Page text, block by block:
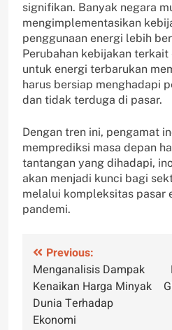
signifikan. Banyak negara
mengimplementasikan
penggunaan energi lebih
Perubahan kebijakan
untuk energi terbarukan
harus bersiap menghadapi
dan tidak terduga di pasar.
Dengan tren ini, pengamat
memprediksi masa depan
tantangan yang dihadapi,
akan menjadi kunci bagi
melalui kompleksitas pasar
pandemi.
Post
navigation
Previous:
Menganalisis Dampak
Kenaikan Harga Minyak
Dunia Terhadap
Ekonomi